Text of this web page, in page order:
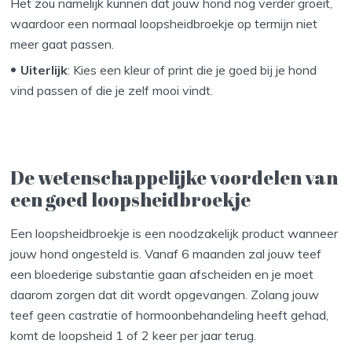
waardoor een normaal loopsheidbroekje op termijn niet
meer gaat passen.
Uiterlijk: Kies een kleur of print die je goed bij je hond
vind passen of die je zelf mooi vindt.
De wetenschappelijke voordelen van
een goed loopsheidbroekje
Een loopsheidbroekje is een noodzakelijk product wanneer
jouw hond ongesteld is. Vanaf 6 maanden zal jouw teef
een bloederige substantie gaan afscheiden en je moet
daarom zorgen dat dit wordt opgevangen. Zolang jouw
teef geen castratie of hormoonbehandeling heeft gehad,
komt de loopsheid 1 of 2 keer per jaar terug.